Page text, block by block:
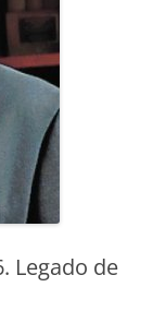
Legado de